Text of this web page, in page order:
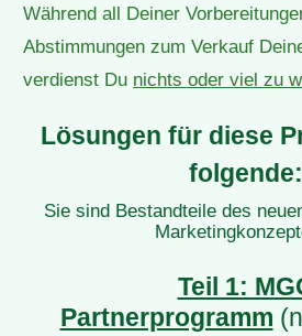
Während all Deiner
Abstimmungen zum Verkauf
verdienst Du nichts oder viel zu
Lösungen für diese
folgende:
Sie sind Bestandteile des
Teil 1:
Partnerprogramm